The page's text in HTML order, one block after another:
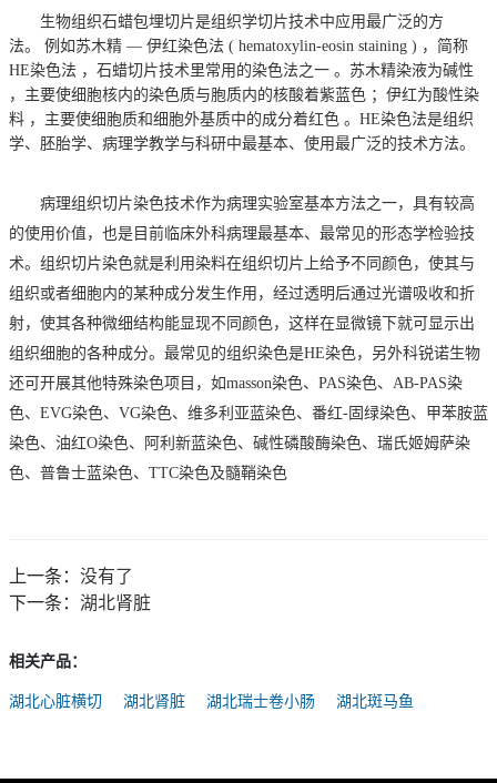
生物组织石蜡包埋切片是组织学切片技术中应用最广泛的方
法。 例如苏木精 — 伊红染色法 ( hematoxylin-eosin staining ) ，简称
HE染色法 ，石蜡切片技术里常用的染色法之一 。苏木精染液为碱性
，主要使细胞核内的染色质与胞质内的核酸着紫蓝色 ；伊红为酸性染
料 ，主要使细胞质和细胞外基质中的成分着红色 。 HE染色法是组织
学、胚胎学、病理学教学与科研中最基本、使用最广泛的技术方法。
病理组织切片染色技术作为病理实验室基本方法之一，具有较高
的使用价值，也是目前临床外科病理最基本、最常见的形态学检验技
术。组织切片染色就是利用染料在组织切片上给予不同颜色，使其与
组织或者细胞内的某种成分发生作用，经过透明后通过光谱吸收和折
射，使其各种微细结构能显现不同颜色，这样在显微镜下就可显示出
组织细胞的各种成分。最常见的组织染色是HE染色，另外科锐诺生物
还可开展其他特殊染色项目，如masson染色、 PAS染色、 AB-PAS染
色、 EVG染色、 VG染色、维多利亚蓝染色、番红- 固绿染色、甲苯胺蓝
染色、油红O染色、阿利新蓝染色、碱性磷酸酶染色、瑞氏姬姆萨染
色、普鲁士蓝染色、 TTC染色及髓鞘染色
上一条： 没有了
下一条： 湖北肾脏
相关产品：
湖北心脏横切
湖北肾脏 湖北瑞士卷小肠 湖北斑马鱼